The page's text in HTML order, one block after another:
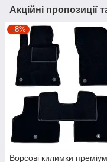
Акційні пропозиції
–8%
Ворсові килимки